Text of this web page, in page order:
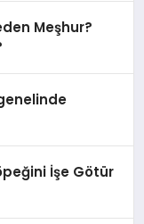
Meşhur?
İşe Götür